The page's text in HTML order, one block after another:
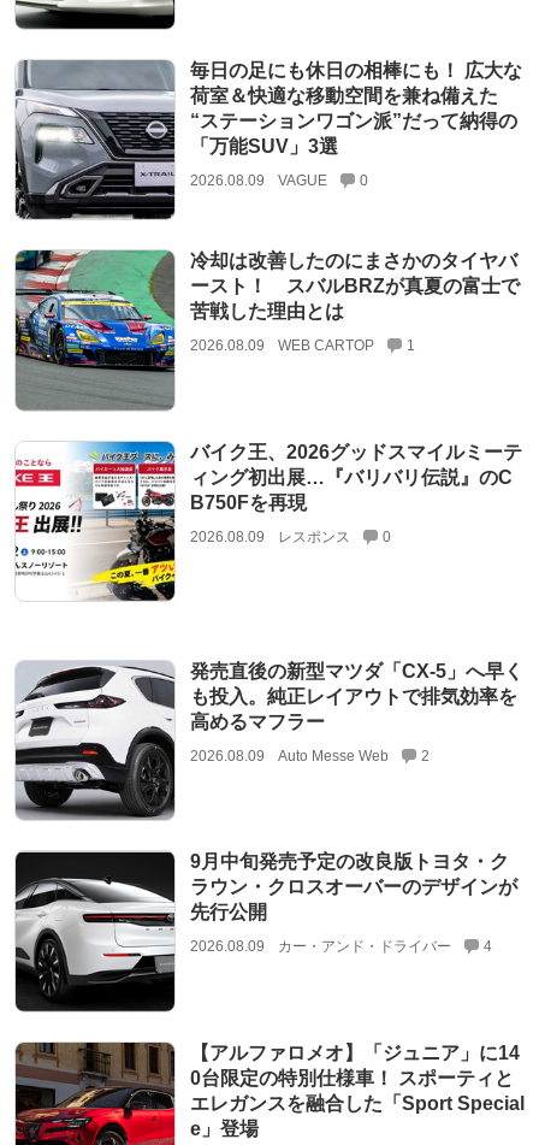
毎日の足にも休日の相棒にも！ 広大な
荷室＆快適な移動空間を兼ね備えた
“ステーションワゴン派”だって納得の
「万能SUV」3選
2026.08.09 VAGUE 0
冷却は改善したのにまさかのタイヤバ
ースト！ スバルBRZが真夏の富士で
苦戦した理由とは
2026.08.09 WEB CARTOP 1
バイク王、2026グッドスマイルミーテ
ィング初出展…『バリバリ伝説』のC
B750Fを再現
2026.08.09 レスポンス 0
発売直後の新型マツダ「CX-5」へ早く
も投入。純正レイアウトで排気効率を
高めるマフラー
2026.08.09 Auto Messe Web 2
9月中旬発売予定の改良版トヨタ・ク
ラウン・クロスオーバーのデザインが
先行公開
2026.08.09 カー・アンド・ドライバー 4
【アルファロメオ】「ジュニア」に14
0台限定の特別仕様車！ スポーティと
エレガンスを融合した「Sport Special
e」登場